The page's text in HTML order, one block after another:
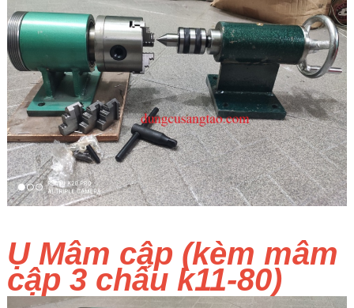
Ụ Mâm cập (kèm mâm
cập 3 chấu k11-80)